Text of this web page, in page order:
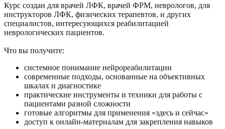
Курс создан для врачей ЛФК, врачей ФРМ, неврологов, для
инструкторов ЛФК, физических терапевтов, и других
специалистов, интересующихся реабилитацией
неврологических пациентов.
Что вы получите:
системное понимание нейрореабилитации
современные подходы, основанные на объективных
шкалах и диагностике
практические инструменты и техники для работы с
пациентами разной сложности
готовые алгоритмы для применения «здесь и сейчас»
доступ к онлайн-материалам для закрепления навыков